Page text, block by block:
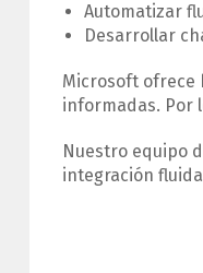
Automatizar
Desarrollar
Microsoft ofrece
informadas. Por
Nuestro equipo
integración